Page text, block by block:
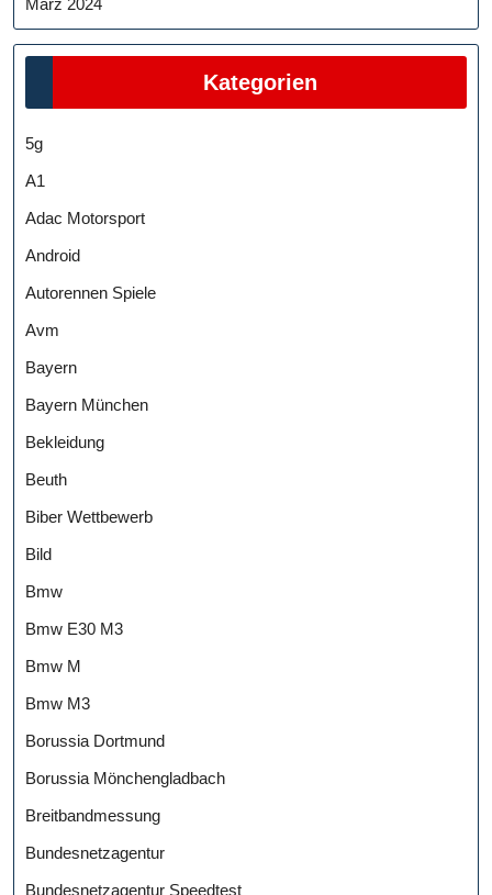
Kategorien
5g
A1
Adac Motorsport
Android
Autorennen Spiele
Avm
Bayern
Bayern München
Bekleidung
Beuth
Biber Wettbewerb
Bild
Bmw
Bmw E30 M3
Bmw M
Bmw M3
Borussia Dortmund
Borussia Mönchengladbach
Breitbandmessung
Bundesnetzagentur
Bundesnetzagentur Speedtest